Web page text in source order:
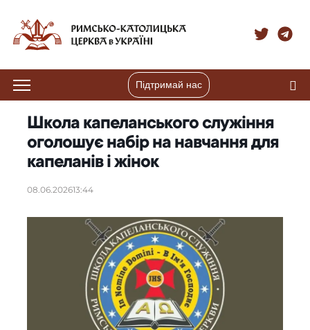
Підтримай нас
Школа капеланського служіння
оголошує набір на навчання для
капеланів і жінок
08.06.202613:44